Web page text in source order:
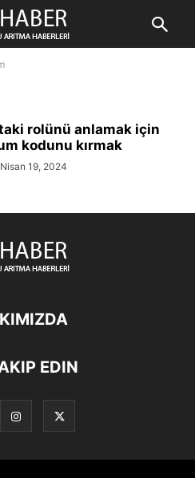
rolünü anlamak için
kodunu kırmak
Nisan 19, 2024
EDIN